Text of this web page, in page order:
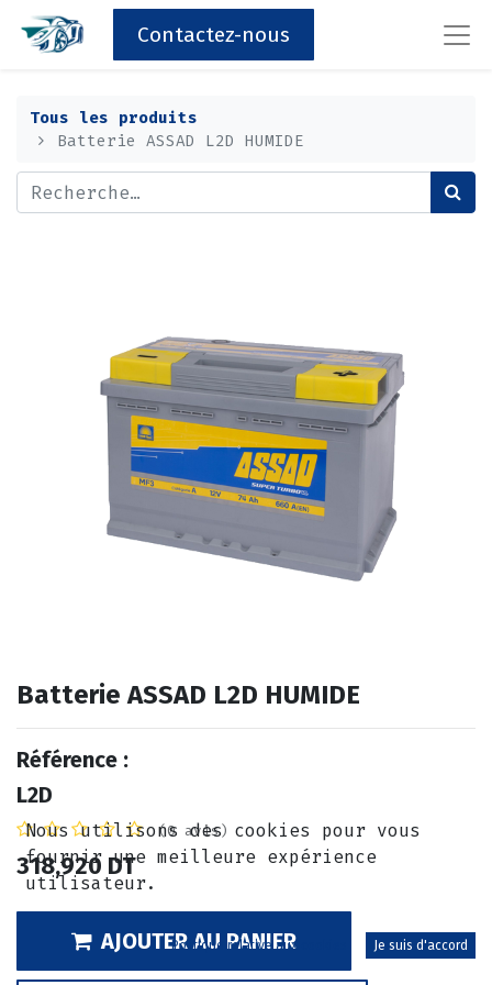
Contactez-nous
Tous les produits
Batterie ASSAD L2D HUMIDE
Batterie ASSAD L2D HUMIDE
Référence :
L2D
(0 avis)
318,920 DT
AJOUTER AU PANIER
Nous utilisons des cookies pour vous
fournir une meilleure expérience
utilisateur.
Politique relative aux cookies Je suis d'accord